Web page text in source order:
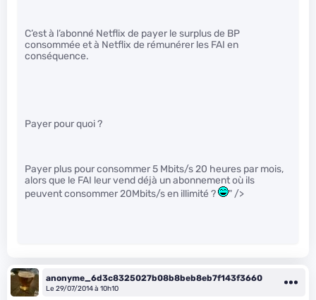
C’est à l’abonné Netflix de payer le surplus de BP
consommée et à Netflix de rémunérer les FAI en
conséquence.
Payer pour quoi ?
Payer plus pour consommer 5 Mbits/s 20 heures par mois,
alors que le FAI leur vend déjà un abonnement où ils
peuvent consommer 20Mbits/s en illimité ?
" />
anonyme_6d3c8325027b08b8beb8eb7f143f3660
Le 29/07/2014 à 10h10